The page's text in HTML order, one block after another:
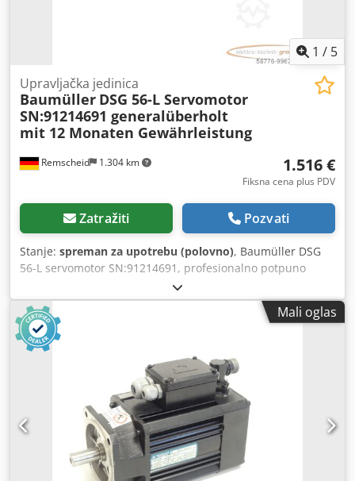
1 / 5
Remscheid 1.304 km
Upravljačka jedinica
Baumüller DSG 56-L Servomotor
SN:91214691 generalüberholt
mit 12 Monaten Gewährleistung
1.516 €
Fiksna cena plus PDV
Zatražiti Pozvati
Stanje: spreman za upotrebu (polovno), Baumüller DSG
56-L servomotor SN:91214691, profesionalno potpuno
remontovan i testiran sa 12 meseci garancije, 100%
funkcionalan, obim isporuke prema
fotografijama,Dogovoreni popusti na prodaju se ne odnose
na ovaj clanak. Molimo vas da tražite cenu odvojeno!
Dcodpfxoluhnce Agqsk
Mali oglas